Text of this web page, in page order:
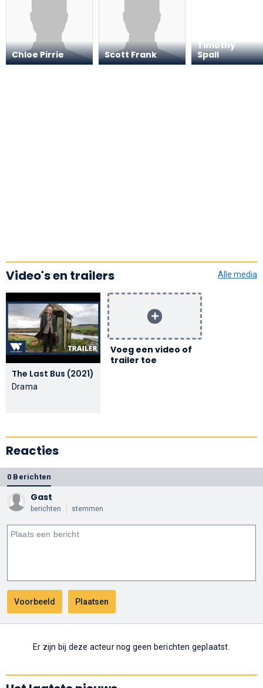
Chloe Pirrie Scott Frank
Timothy
Spall
Video's en trailers Alle media
The Last Bus (2021)
Drama
Voeg een video of
trailer toe
Reacties
0 Berichten
Gast
berichten stemmen
Er zijn bij deze acteur nog geen berichten geplaatst.